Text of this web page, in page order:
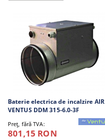
Baterie electrica de incalzire AIR
VENTUS DDM 315-6.0-3F
Preţ, fără TVA:
801,15 RON